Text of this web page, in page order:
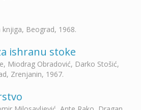
Beograd, 1968.
ishranu stoke
Miodrag Obradović, Darko Stošić,
Zrenjanin, 1967.